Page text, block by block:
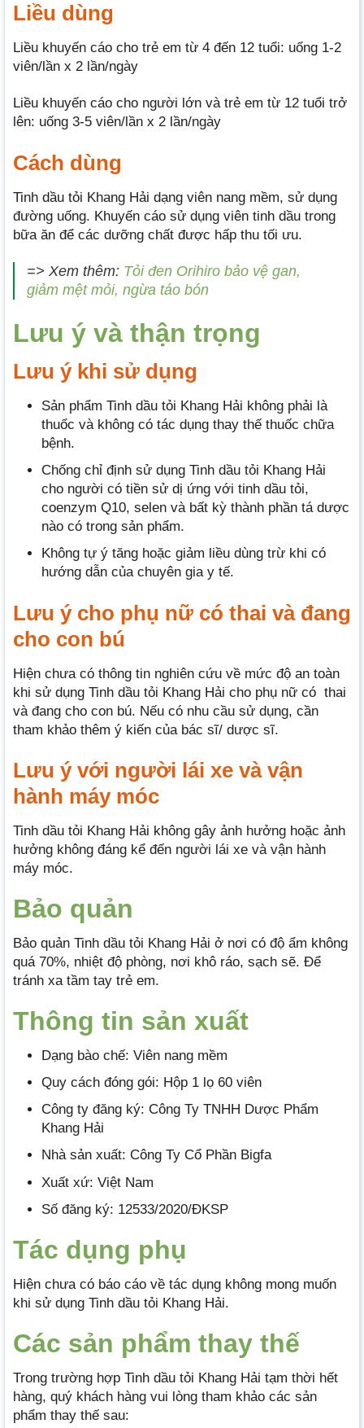
Liều dùng
Liều khuyến cáo cho trẻ em từ 4 đến 12 tuổi: uống 1-2
viên/lần x 2 lần/ngày
Liều khuyến cáo cho người lớn và trẻ em từ 12 tuổi trở
lên: uống 3-5 viên/lần x 2 lần/ngày
Cách dùng
Tinh dầu tỏi Khang Hải dạng viên nang mềm, sử dụng
đường uống. Khuyến cáo sử dụng viên tinh dầu trong
bữa ăn để các dưỡng chất được hấp thu tối ưu.
=> Xem thêm: Tỏi đen Orihiro bảo vệ gan,
giảm mệt mỏi, ngừa táo bón
Lưu ý và thận trọng
Lưu ý khi sử dụng
Sản phẩm Tinh dầu tỏi Khang Hải không phải là
thuốc và không có tác dụng thay thế thuốc chữa
bệnh.
Chống chỉ định sử dụng Tinh dầu tỏi Khang Hải
cho người có tiền sử dị ứng với tinh dầu tỏi,
coenzym Q10, selen và bất kỳ thành phần tá dược
nào có trong sản phẩm.
Không tự ý tăng hoặc giảm liều dùng trừ khi có
hướng dẫn của chuyên gia y tế.
Lưu ý cho phụ nữ có thai và đang
cho con bú
Hiện chưa có thông tin nghiên cứu về mức độ an toàn
khi sử dụng Tinh dầu tỏi Khang Hải cho phụ nữ có thai
và đang cho con bú. Nếu có nhu cầu sử dụng, cần
tham khảo thêm ý kiến của bác sĩ/ dược sĩ.
Lưu ý với người lái xe và vận
hành máy móc
Tinh dầu tỏi Khang Hải không gây ảnh hưởng hoặc ảnh
hưởng không đáng kể đến người lái xe và vận hành
máy móc.
Bảo quản
Bảo quản Tinh dầu tỏi Khang Hải ở nơi có độ ẩm không
quá 70%, nhiệt độ phòng, nơi khô ráo, sạch sẽ. Để
tránh xa tầm tay trẻ em.
Thông tin sản xuất
Dạng bào chế: Viên nang mềm
Quy cách đóng gói: Hộp 1 lọ 60 viên
Công ty đăng ký: Công Ty TNHH Dược Phẩm
Khang Hải
Nhà sản xuất: Công Ty Cổ Phần Bigfa
Xuất xứ: Việt Nam
Số đăng ký: 12533/2020/ĐKSP
Tác dụng phụ
Hiện chưa có báo cáo về tác dụng không mong muốn
khi sử dụng Tinh dầu tỏi Khang Hải.
Các sản phẩm thay thế
Trong trường hợp Tinh dầu tỏi Khang Hải tạm thời hết
hàng, quý khách hàng vui lòng tham khảo các sản
phẩm thay thế sau: